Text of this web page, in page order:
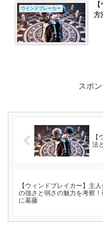
ウインドブレーカー
方
スポ
【
法
【ウィンドブレイカー】主
の強さと弱さの魅力を考察！
に葛藤